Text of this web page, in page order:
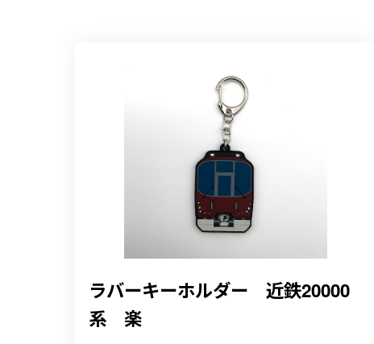
ラバーキーホルダー 近鉄20000
系 楽